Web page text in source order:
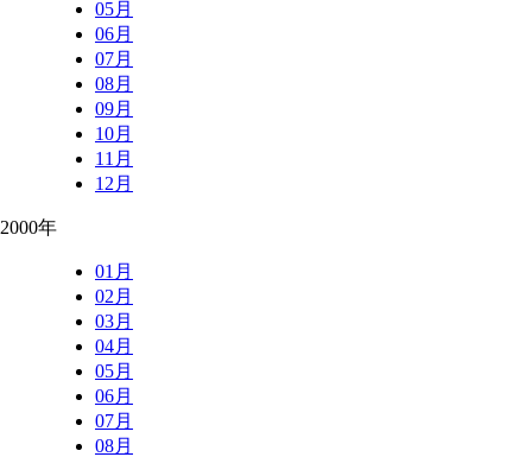
05月
06月
07月
08月
09月
10月
11月
12月
2000年
01月
02月
03月
04月
05月
06月
07月
08月